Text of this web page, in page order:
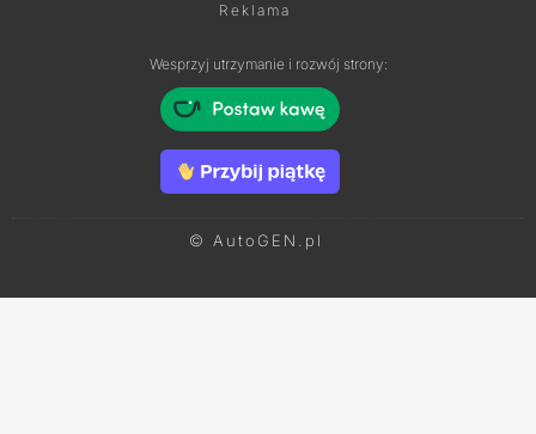
Reklama
Wesprzyj utrzymanie i rozwój strony:
© AutoGEN.pl